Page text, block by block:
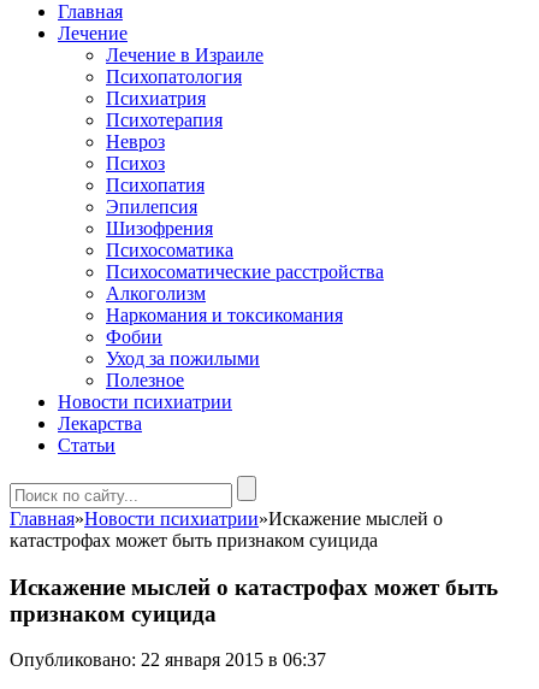
Главная
Лечение
Лечение в Израиле
Психопатология
Психиатрия
Психотерапия
Невроз
Психоз
Психопатия
Эпилепсия
Шизофрения
Психосоматика
Психосоматические расстройства
Алкоголизм
Наркомания и токсикомания
Фобии
Уход за пожилыми
Полезное
Новости психиатрии
Лекарства
Статьи
Главная»Новости психиатрии»Искажение мыслей о
катастрофах может быть признаком суицида
Искажение мыслей о катастрофах может быть
признаком суицида
Опубликовано: 22 января 2015 в 06:37